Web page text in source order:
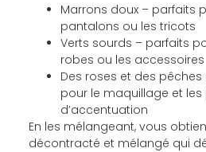
Marrons doux – parfaits
pantalons ou les tricots
Verts sourds – parfaits
robes ou les accessoires
Des roses et des
pour le maquillage et les
d’accentuation
En les mélangeant, vous
décontracté et mélangé qui